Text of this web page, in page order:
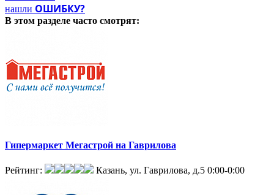
нашли ОШИБКУ?
В этом разделе часто смотрят:
Гипермаркет Мегастрой на Гаврилова
Рейтинг: Казань, ул. Гаврилова, д.5 0:00-0:00